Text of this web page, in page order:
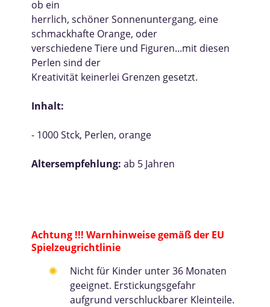
ob ein
herrlich, schöner Sonnenuntergang, eine
schmackhafte Orange, oder
verschiedene Tiere und Figuren...mit diesen
Perlen sind der
Kreativität keinerlei Grenzen gesetzt.
Inhalt:
- 1000 Stck, Perlen, orange
Altersempfehlung: ab 5 Jahren
Achtung !!! Warnhinweise gemäß der EU
Spielzeugrichtlinie
Nicht für Kinder unter 36 Monaten
geeignet. Erstickungsgefahr
aufgrund verschluckbarer Kleinteile.